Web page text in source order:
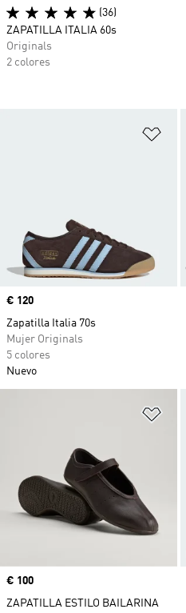
Precio
€ 120
Zapatilla Italia 70s
Mujer Originals
5 colores
Nuevo
Precio
€ 100
ZAPATILLA ESTILO BAILARINA
(36)
ZAPATILLA ITALIA 60s
Originals
2 colores